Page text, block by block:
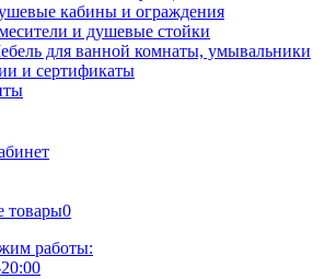
кабины и ограждения
и душевые стойки
для ванной комнаты, умывальники
и сертификаты
товары0
работы: